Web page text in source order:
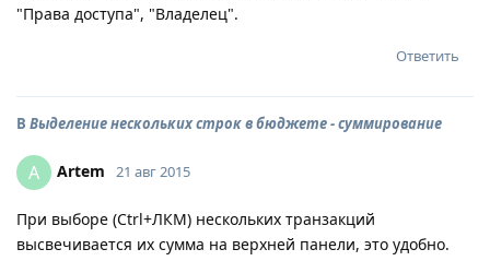
"Права доступа", "Владелец".
Ответить
В Выделение нескольких строк в бюджете - суммирование
A Artem 21 авг 2015
При выборе (Ctrl+ЛКМ) нескольких транзакций
высвечивается их сумма на верхней панели, это удобно.